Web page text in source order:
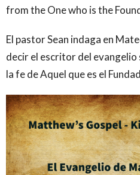
from the One who is the
El pastor Sean indaga en
decir el escritor del
la fe de Aquel que es el